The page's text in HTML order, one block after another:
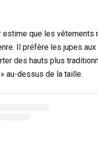
estime que les vêtements
Il préfère les jupes
des hauts plus
au-dessus de la taille.